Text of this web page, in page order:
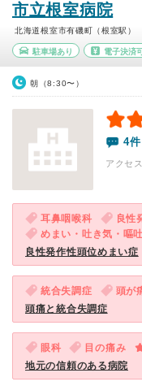
市立根室病院
北海道根室市有磯町（根室駅）
駐車場あり 電子決済
朝（8:30〜）
4件
アクセ
耳鼻咽喉科
良性
めまい・吐き気・嘔吐
良性発作性頭位めまい症
統合失調症 頭が
頭痛と統合失調症
眼科 目の痛み
地元の信頼のある病院